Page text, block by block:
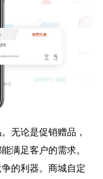
无论是促销赠品，
满足客户的需求。
的利器。商城自定